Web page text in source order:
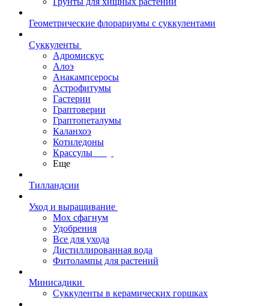
Геометрические флорариумы с суккулентами
Суккуленты
Адромискус
Алоэ
Анакампсеросы
Астрофитумы
Гастерии
Граптоверии
Граптопеталумы
Каланхоэ
Котиледоны
Крассулы
Еще
Тилландсии
Уход и выращивание
Мох сфагнум
Удобрения
Все для ухода
Дистиллированная вода
Фитолампы для растений
Минисадики
Суккуленты в керамических горшках